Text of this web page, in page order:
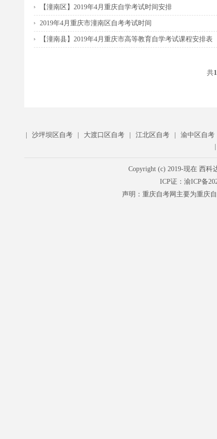
【潼南区】2019年4月重庆自学考试时间安排
2019年4月重庆市潼南区自考考试时间
【潼南县】2019年4月重庆市高等教育自学考试课程安排表
共1
沙坪坝区自考 大渡口区自考 江北区自考
渝中区自考
Copyright (c) 2019-现在 西
ICP证： 渝ICP备
声明：重庆自考网主要为重庆